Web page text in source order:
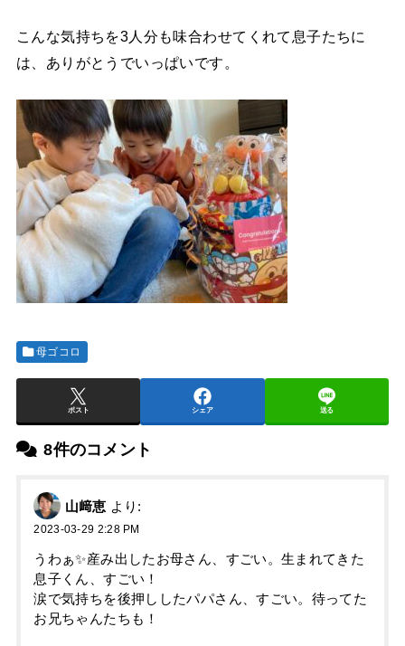
こんな気持ちを3人分も味合わせてくれて息子たちに
は、ありがとうでいっぱいです。
母ゴコロ
ポスト シェア 送る
8件のコメント
山﨑恵 より:
2023-03-29 2:28 PM
うわぁ✨産み出したお母さん、すごい。生まれてきた
息子くん、すごい！
涙で気持ちを後押ししたパパさん、すごい。待ってた
お兄ちゃんたちも！